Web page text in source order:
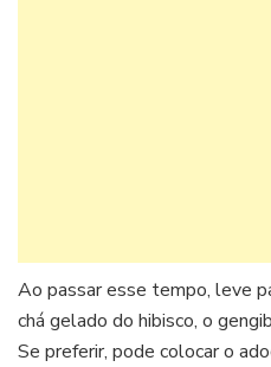
Ao passar esse tempo, leve
chá gelado do hibisco, o
Se preferir, pode colocar o